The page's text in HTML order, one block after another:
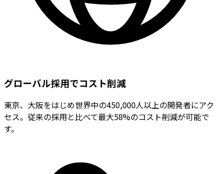
グローバル採用でコスト削減
東京、大阪をはじめ世界中の450,000人以上の開発者にアク
セス。従来の採用と比べて最大58%のコスト削減が可能で
す。